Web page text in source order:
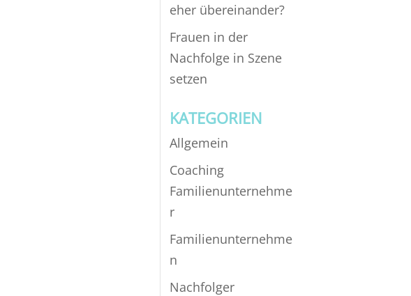
eher übereinander?
Frauen in der
Nachfolge in Szene
setzen
KATEGORIEN
Allgemein
Coaching
Familienunternehme
r
Familienunternehme
n
Nachfolger